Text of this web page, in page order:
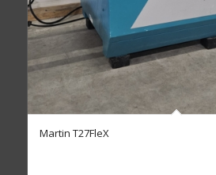
Martin T27FleX